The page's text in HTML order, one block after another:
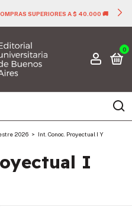
SUPERIORES A $ 40.000 🚚
0
2026 > Int. Conoc. Proyectual I Y
I